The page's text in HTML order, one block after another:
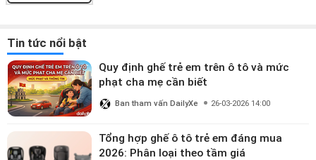
Tin tức nổi bật
Quy định ghế trẻ em trên ô tô và mức
phạt cha mẹ cần biết
Ban tham vấn DailyXe 26-03-2026 14:00
Tổng hợp ghế ô tô trẻ em đáng mua
2026: Phân loại theo tầm giá